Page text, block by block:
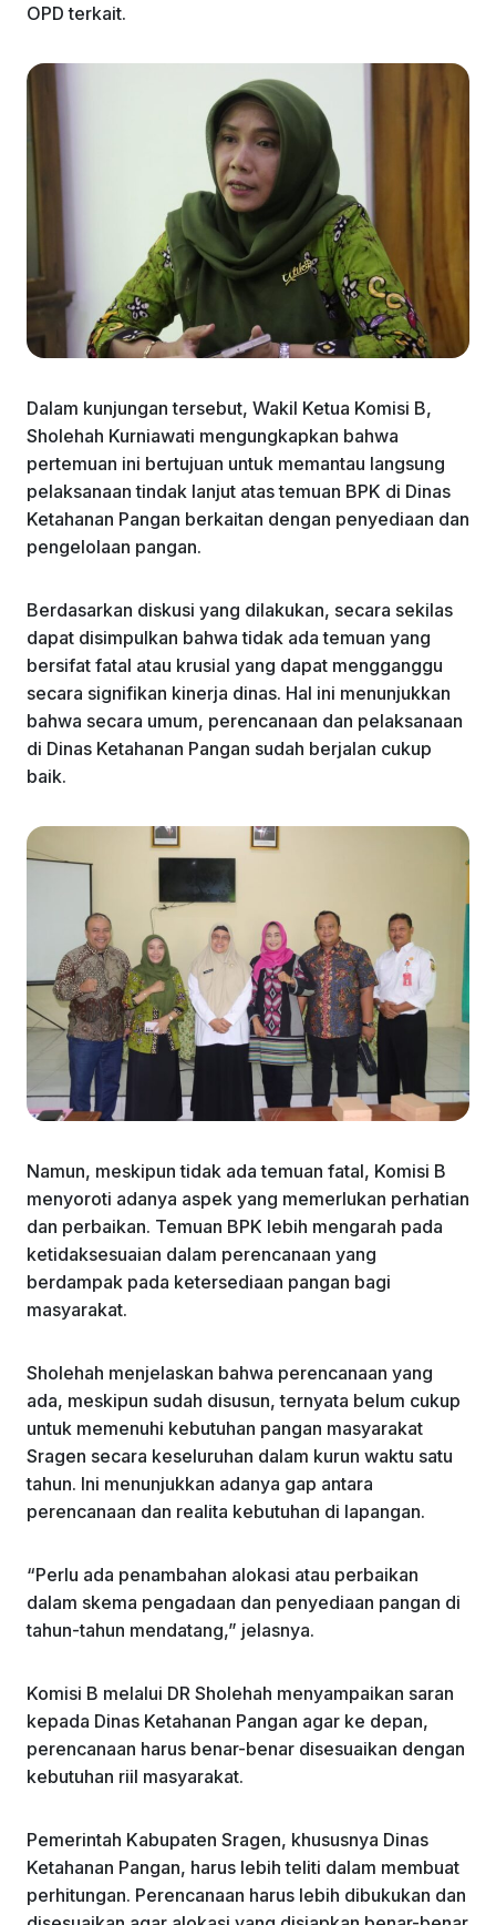
OPD terkait.
Dalam kunjungan tersebut, Wakil Ketua Komisi B,
Sholehah Kurniawati mengungkapkan bahwa
pertemuan ini bertujuan untuk memantau langsung
pelaksanaan tindak lanjut atas temuan BPK di Dinas
Ketahanan Pangan berkaitan dengan penyediaan dan
pengelolaan pangan.
Berdasarkan diskusi yang dilakukan, secara sekilas
dapat disimpulkan bahwa tidak ada temuan yang
bersifat fatal atau krusial yang dapat mengganggu
secara signifikan kinerja dinas. Hal ini menunjukkan
bahwa secara umum, perencanaan dan pelaksanaan
di Dinas Ketahanan Pangan sudah berjalan cukup
baik.
Namun, meskipun tidak ada temuan fatal, Komisi B
menyoroti adanya aspek yang memerlukan perhatian
dan perbaikan. Temuan BPK lebih mengarah pada
ketidaksesuaian dalam perencanaan yang
berdampak pada ketersediaan pangan bagi
masyarakat.
Sholehah menjelaskan bahwa perencanaan yang
ada, meskipun sudah disusun, ternyata belum cukup
untuk memenuhi kebutuhan pangan masyarakat
Sragen secara keseluruhan dalam kurun waktu satu
tahun. Ini menunjukkan adanya gap antara
perencanaan dan realita kebutuhan di lapangan.
“Perlu ada penambahan alokasi atau perbaikan
dalam skema pengadaan dan penyediaan pangan di
tahun-tahun mendatang,” jelasnya.
Komisi B melalui DR Sholehah menyampaikan saran
kepada Dinas Ketahanan Pangan agar ke depan,
perencanaan harus benar-benar disesuaikan dengan
kebutuhan riil masyarakat.
Pemerintah Kabupaten Sragen, khususnya Dinas
Ketahanan Pangan, harus lebih teliti dalam membuat
perhitungan. Perencanaan harus lebih dibukukan dan